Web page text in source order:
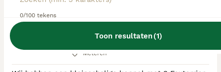
0/100 tekens
Toon resultaten(1)
Fox Terriër Gladhaar
Meteren